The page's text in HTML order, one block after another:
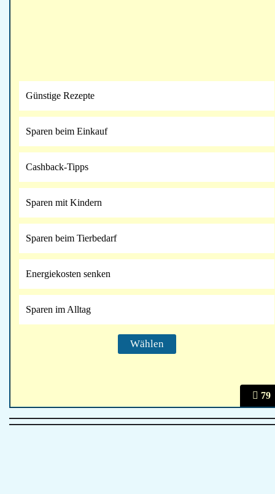
79
Günstige Rezepte
Sparen beim Einkauf
Cashback-Tipps
Sparen mit Kindern
Sparen beim Tierbedarf
Energiekosten senken
Sparen im Alltag